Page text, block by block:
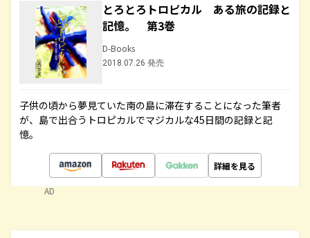
とろとろトロピカル ある旅の記録と
記憶。 第3巻
D-Books
2018.07.26 発売
子供の頃から夢見ていた南の島に滞在することになった筆者
が、島で出合うトロピカルでマジカルな45日間の記録と記
憶。
詳細を見る
AD